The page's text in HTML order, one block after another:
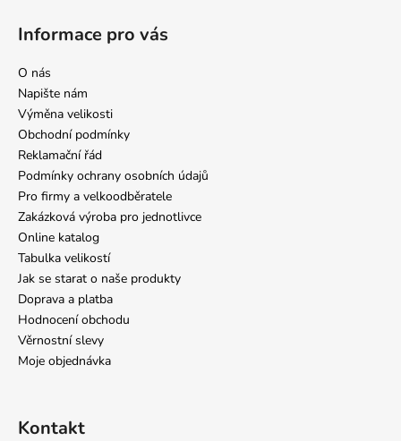
Informace pro vás
O nás
Napište nám
Výměna velikosti
Obchodní podmínky
Reklamační řád
Podmínky ochrany osobních údajů
Pro firmy a velkoodběratele
Zakázková výroba pro jednotlivce
Online katalog
Tabulka velikostí
Jak se starat o naše produkty
Doprava a platba
Hodnocení obchodu
Věrnostní slevy
Moje objednávka
Kontakt